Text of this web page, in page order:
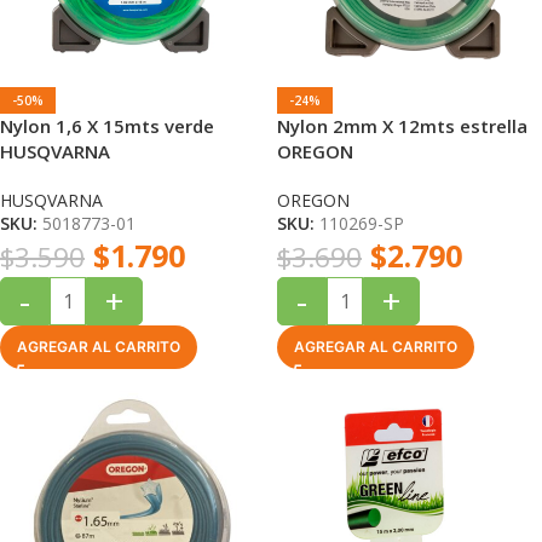
-50%
Nylon 1,6 X 15mts verde
HUSQVARNA
HUSQVARNA
SKU: 5018773-01
$3.590 $1.790
- +
AGREGAR AL CARRITO
-24%
Nylon 2mm X 12mts estrella
OREGON
OREGON
SKU: 110269-SP
$3.690 $2.790
- +
AGREGAR AL CARRITO